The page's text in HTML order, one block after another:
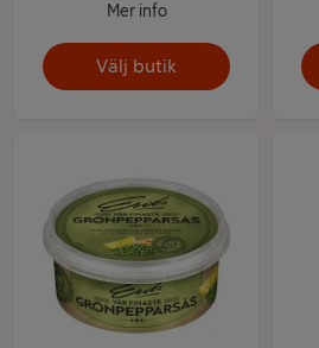
Mer info
Välj butik